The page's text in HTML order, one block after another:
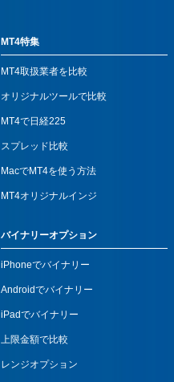
MT4特集
MT4取扱業者を比較
オリジナルツールで比較
MT4で日経225
スプレッド比較
MacでMT4を使う方法
MT4オリジナルインジ
バイナリーオプション
iPhoneでバイナリー
Androidでバイナリー
iPadでバイナリー
上限金額で比較
レンジオプション